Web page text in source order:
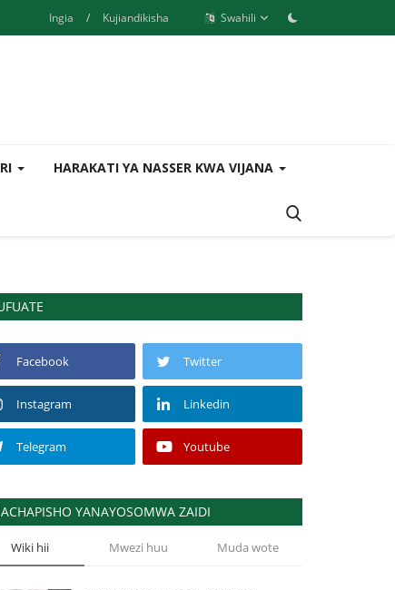
Ingia / Kujiandikisha Swahili
HARAKATI YA NASSER KWA VIJANA
Facebook Twitter
Instagram Linkedin
Telegram Youtube
YANAYOSOMWA ZAIDI
Wiki hii Mwezi huu Muda wote